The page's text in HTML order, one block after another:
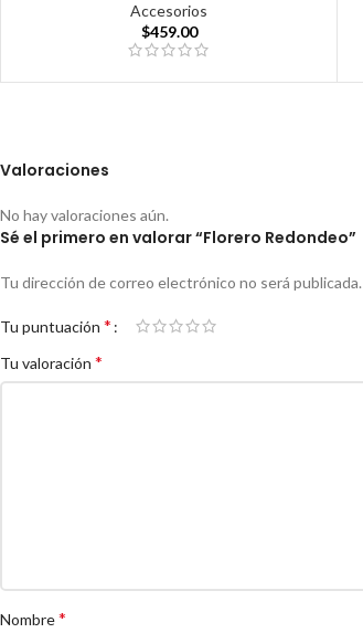
Accesorios
$459.00
Valoraciones
No hay valoraciones aún.
Sé el primero en valorar “Florero Redondeo”
Tu dirección de correo electrónico no será publicada.
Tu puntuación *
Tu valoración *
Nombre*